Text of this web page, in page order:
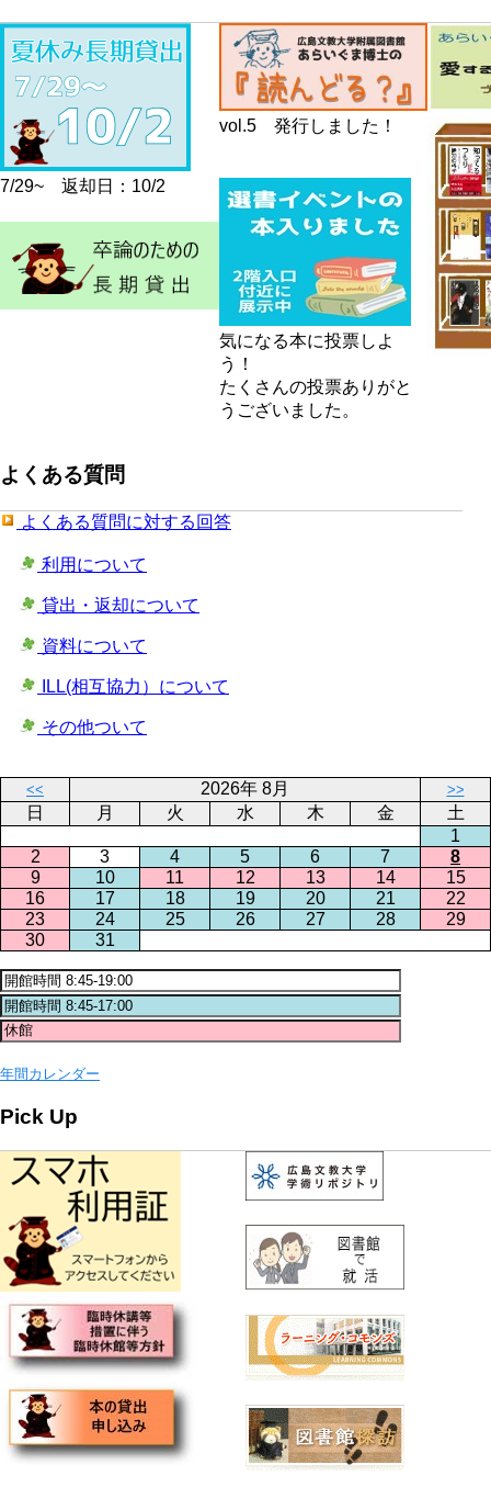
7/29~ 返却日：10/2
vol.5 発行しました！
気になる本に投票しよ
う！
たくさんの投票ありがと
うございました。
よくある質問
よくある質問に対する回答
利用について
貸出・返却について
資料について
ILL(相互協力）について
その他ついて
<< 2026年 8月 >>
日 月 火 水 木 金
土
1
2
3 4 5 6 7
8
9
10 11 12 13 14
15
16
17 18 19 20 21
22
23
24 25 26 27 28
29
30
31
年間カレンダー
Pick Up